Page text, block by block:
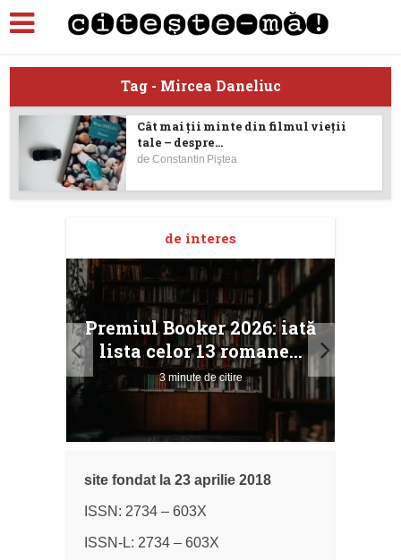
Tag - Mircea Daneliuc
Cât mai ţii minte din filmul vieţii
tale – despre...
deConstantin Piştea
de interes
Premiul Booker 2026: iată
lista celor 13 romane...
3 minute de citire
site fondat la 23 aprilie 2018
ISSN: 2734 – 603X
ISSN-L: 2734 – 603X